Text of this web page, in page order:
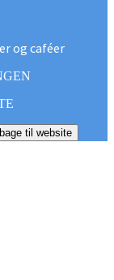
og caféer
til website